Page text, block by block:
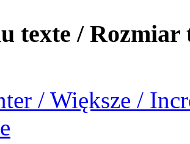
texte / Rozmiar
/ Większe /